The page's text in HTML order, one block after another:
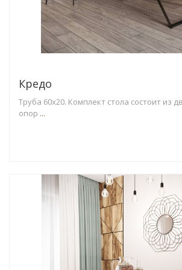
Кредо
Труба 60х20. Комплект стола состоит из
опор ...